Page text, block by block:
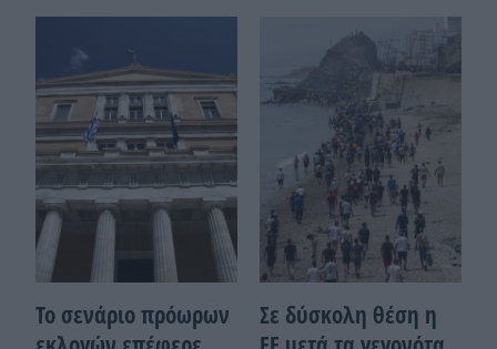
Το σενάριο πρόωρων
Σε δύσκολη θέση η